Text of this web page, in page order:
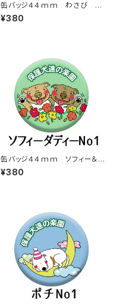
缶バッジ４４ｍｍ わさび 保
護犬達の楽園バッジ【送料無料】
¥380
缶バッジ４４ｍｍ ソフィー＆ダ
ディー 保護犬達の楽園バッジ
【送料無料】
¥380